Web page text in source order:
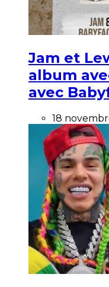
Jam et
album
avec
18